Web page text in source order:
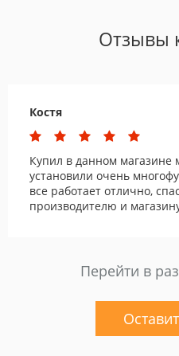
Отзывы
Костя
Купил в данном магазине
установили очень
все работает отлично,
производителю и
Перейти в